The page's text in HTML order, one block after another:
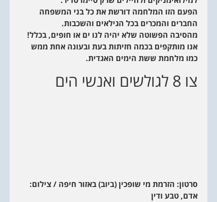
הפעם הזו המלחמה דורשת את כל בני המשפחה
החברים והמכרים בכל הגילאים והשכבות.
מהסיבה הפשוטה שלא יהיה לנו ים או חופים, בכלל!
אנו מותקפים בכמה חזיתות בעת ובעונה אחת ממש
כמו מלחמת ששת הימים האגדית.
צו 8 לגולשים ואנשי הים
סרטון: הזרמת מי שופכין (ביוב) באזור חיפה / צילום:
אדם, טבע ודין